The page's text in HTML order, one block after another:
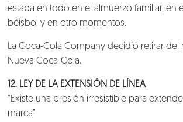
estaba en todo en el almuerzo familiar, en
béisbol y en otro momentos.
La Coca-Cola Company decidió retirar del
Nueva Coca-Cola.
12. LEY DE LA EXTENSIÓN DE LÍNEA
“Existe una presión irresistible para
marca”